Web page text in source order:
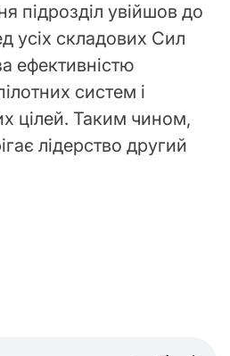
підрозділ увійшов до
усіх складових Сил
ефективністю
систем і
цілей. Таким чином,
лідерство другий